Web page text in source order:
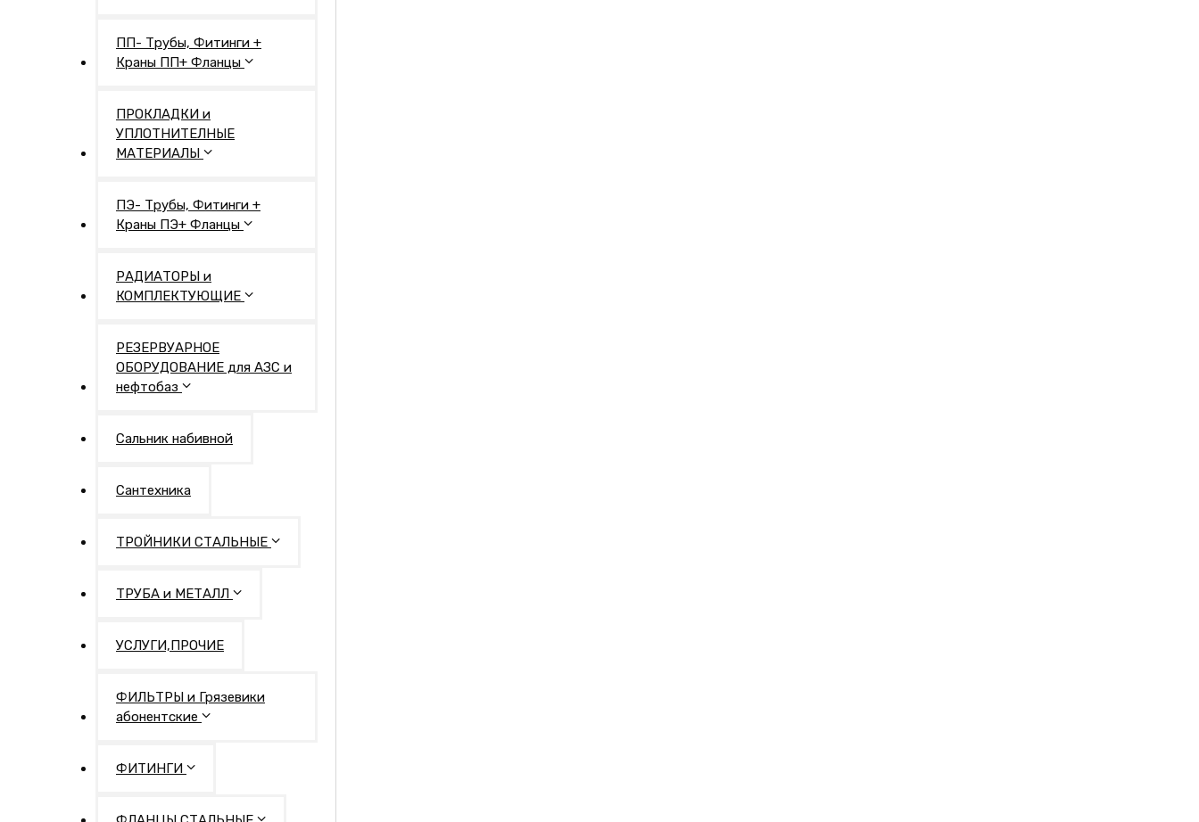
ПП- Трубы, Фитинги +
Краны ПП+ Фланцы
ПРОКЛАДКИ и
УПЛОТНИТЕЛНЫЕ
МАТЕРИАЛЫ
ПЭ- Трубы, Фитинги +
Краны ПЭ+ Фланцы
РАДИАТОРЫ и
КОМПЛЕКТУЮЩИЕ
РЕЗЕРВУАРНОЕ
ОБОРУДОВАНИЕ для АЗС и
нефтобаз
Сальник набивной
Сантехника
ТРОЙНИКИ СТАЛЬНЫЕ
ТРУБА и МЕТАЛЛ
УСЛУГИ,ПРОЧИЕ
ФИЛЬТРЫ и Грязевики
абонентские
ФИТИНГИ